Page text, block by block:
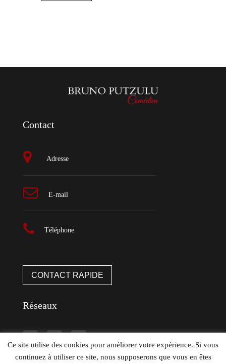
Contact
Adresse
E-mail
Téléphone
CONTACT RAPIDE
Réseaux
Ce site utilise des cookies pour améliorer votre expérience. Si vous
continuez à utiliser ce site, nous supposerons que vous en êtes